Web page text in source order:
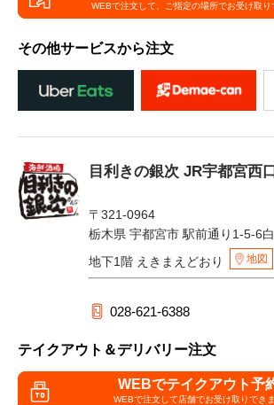
WEBで注文して、 ご指定の場所でお受け取り
その他サービスから注文
目利きの銀次 JR宇都宮西
〒321-0964
栃木県 宇都宮市 駅前通り1-5-6
地下1階 えきまえどおり
地図
028-621-6388
テイクアウト＆デリバリー注文
WEBでテイクアウト予
WEBで注文して店舗でお受け取りでき